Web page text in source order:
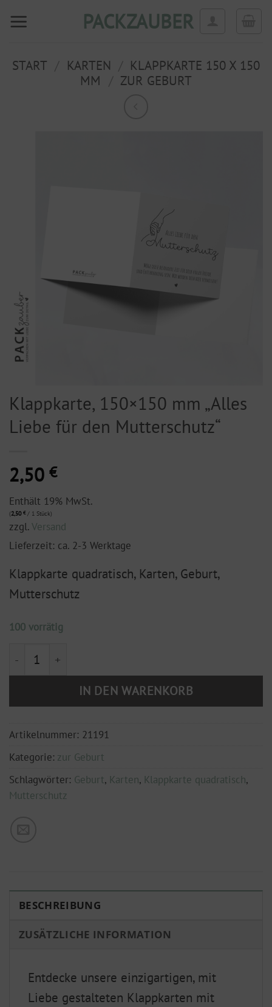
Inhalt
PACKZAUBER
START KARTEN
KLAPPKARTE 150 X 150
MM
ZUR GEBURT
Klappkarte, 150×150 mm „Alles
Liebe für den Mutterschutz“
2,50 €
Enthält 19% MwSt.
(2,50 €/ 1 Stück)
zzgl.Versand
Lieferzeit: ca. 2-3 Werktage
Klappkarte quadratisch, Karten, Geburt,
Mutterschutz
100 vorrätig
Klappkarte, 150x150 mm "Alles Liebe für den
IN DEN WARENKORB
Artikelnummer: 21191
Kategorie: zur Geburt
Schlagwörter: Geburt, Karten, Klappkarte quadratisch,
Mutterschutz
BESCHREIBUNG
ZUSÄTZLICHE INFORMATION
Entdecke unsere einzigartigen, mit
Liebe gestalteten Klappkarten mit